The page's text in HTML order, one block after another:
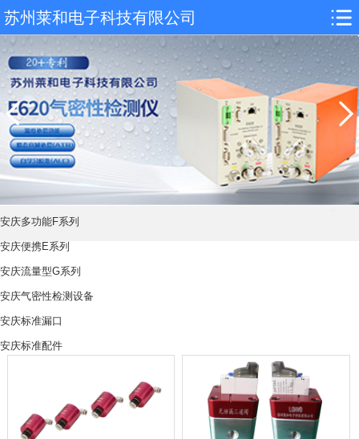
苏州莱和电子科技有限公司
安庆多功能F系列
安庆便携E系列
安庆流量型G系列
安庆气密性检测设备
安庆标准漏口
安庆标准配件